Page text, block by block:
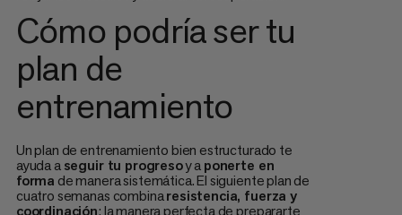
Cómo podría ser tu
plan de
entrenamiento
Un plan de entrenamiento bien estructurado te
ayuda aseguir tu progresoy aponerte en
forma de manera sistemática. El siguiente plan de
cuatro semanas combinaresistencia, fuerza y
coordinación: la manera perfecta de prepararte